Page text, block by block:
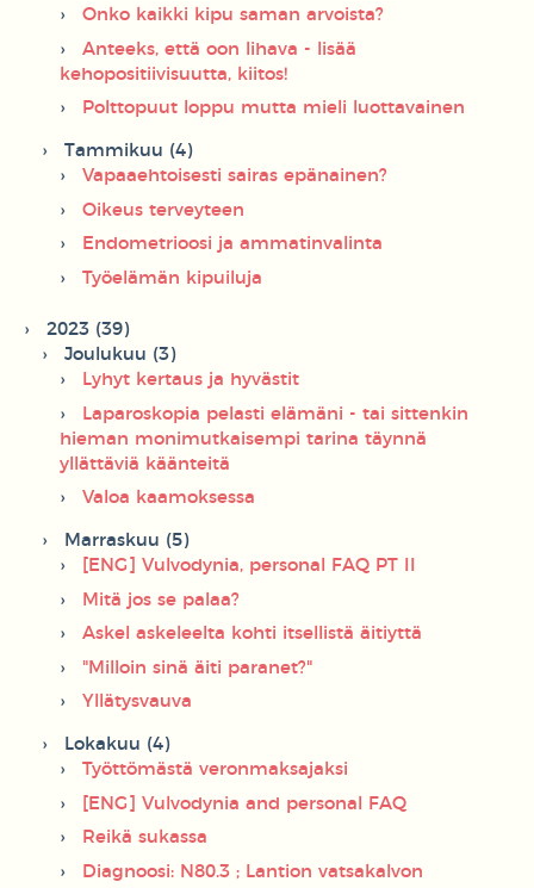
Onko kaikki kipu saman arvoista?
Anteeks, että oon lihava - lisää
kehopositiivisuutta, kiitos!
Polttopuut loppu mutta mieli luottavainen
Tammikuu (4)
Vapaaehtoisesti sairas epänainen?
Oikeus terveyteen
Endometrioosi ja ammatinvalinta
Työelämän kipuiluja
2023 (39)
Joulukuu (3)
Lyhyt kertaus ja hyvästit
Laparoskopia pelasti elämäni - tai sittenkin
hieman monimutkaisempi tarina täynnä
yllättäviä käänteitä
Valoa kaamoksessa
Marraskuu (5)
[ENG] Vulvodynia, personal FAQ PT II
Mitä jos se palaa?
Askel askeleelta kohti itsellistä äitiyttä
"Milloin sinä äiti paranet?"
Yllätysvauva
Lokakuu (4)
Työttömästä veronmaksajaksi
[ENG] Vulvodynia and personal FAQ
Reikä sukassa
Diagnoosi: N80.3 ; Lantion vatsakalvon